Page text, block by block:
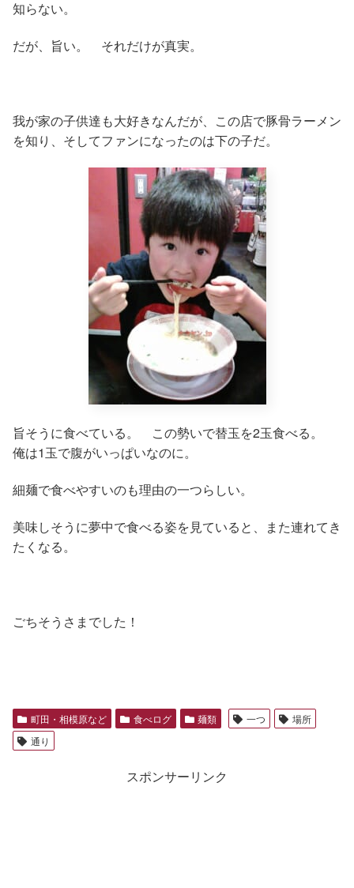
知らない。
だが、旨い。 それだけが真実。
我が家の子供達も大好きなんだが、この店で豚骨ラーメン
を知り、そしてファンになったのは下の子だ。
旨そうに食べている。 この勢いで替玉を2玉食べる。
俺は1玉で腹がいっぱいなのに。
細麺で食べやすいのも理由の一つらしい。
美味しそうに夢中で食べる姿を見ていると、また連れてき
たくなる。
ごちそうさまでした！
町田・相模原など 食べログ 麺類 一つ
場所
通り
スポンサーリンク